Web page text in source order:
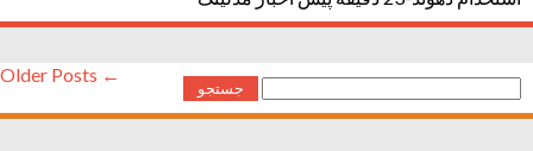
← Older Posts
جستجو
برای: